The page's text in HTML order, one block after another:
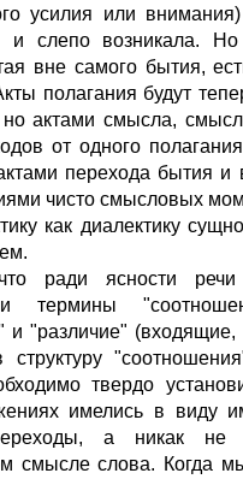
усилия или
и слепо возникала. Но
вне самого бытия,
полагания будут
но актами смысла,
от одного
перехода бытия и
чисто смысловых
как диалектику
ради ясности
термины
и "различие"
структуру
твердо
имелись в виду
а никак не
смысле слова. Когда